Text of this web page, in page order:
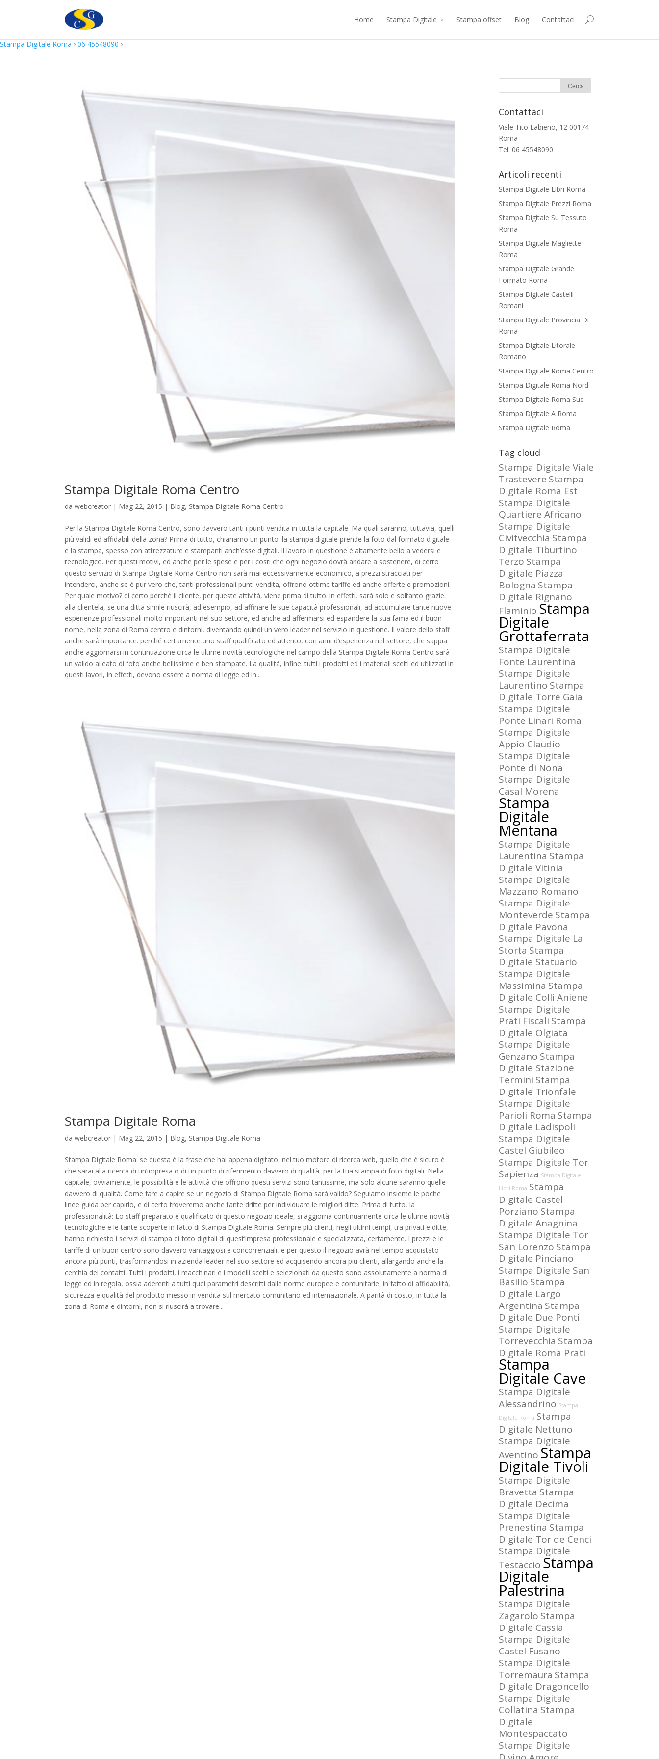
Home Stampa Digitale Stampa offset Blog Contattaci
Stampa Digitale Roma › 06 45548090 ›
Stampa Digitale Roma Centro
da webcreator | Mag 22, 2015 | Blog, Stampa Digitale Roma Centro
Per la Stampa Digitale Roma Centro, sono davvero tanti i punti vendita in tutta la capitale. Ma quali saranno, tuttavia, quelli
più validi ed affidabili della zona? Prima di tutto, chiariamo un punto: la stampa digitale prende la foto dal formato digitale
e la stampa, spesso con attrezzature e stampanti anch’esse digitali. Il lavoro in questione è altamente bello a vedersi e
tecnologico. Per questi motivi, ed anche per le spese e per i costi che ogni negozio dovrà andare a sostenere, di certo
questo servizio di Stampa Digitale Roma Centro non sarà mai eccessivamente economico, a prezzi stracciati per
intenderci, anche se è pur vero che, tanti professionali punti vendita, offrono ottime tariffe ed anche offerte e promozioni.
Per quale motivo? di certo perché il cliente, per queste attività, viene prima di tutto: in effetti, sarà solo e soltanto grazie
alla clientela, se una ditta simile riuscirà, ad esempio, ad affinare le sue capacità professionali, ad accumulare tante nuove
esperienze professionali molto importanti nel suo settore, ed anche ad affermarsi ed espandere la sua fama ed il buon
nome, nella zona di Roma centro e dintorni, diventando quindi un vero leader nel servizio in questione. Il valore dello staff
anche sarà importante: perché certamente uno staff qualificato ed attento, con anni d’esperienza nel settore, che sappia
anche aggiornarsi in continuazione circa le ultime novità tecnologiche nel campo della Stampa Digitale Roma Centro sarà
un valido alleato di foto anche bellissime e ben stampate. La qualità, infine: tutti i prodotti ed i materiali scelti ed utilizzati in
questi lavori, in effetti, devono essere a norma di legge ed in...
Stampa Digitale Roma
da webcreator | Mag 22, 2015 | Blog, Stampa Digitale Roma
Stampa Digitale Roma: se questa è la frase che hai appena digitato, nel tuo motore di ricerca web, quello che è sicuro è
che sarai alla ricerca di un’impresa o di un punto di riferimento davvero di qualità, per la tua stampa di foto digitali. Nella
capitale, ovviamente, le possibilità e le attività che offrono questi servizi sono tantissime, ma solo alcune saranno quelle
davvero di qualità. Come fare a capire se un negozio di Stampa Digitale Roma sarà valido? Seguiamo insieme le poche
linee guida per capirlo, e di certo troveremo anche tante dritte per individuare le migliori ditte. Prima di tutto, la
professionalità: Lo staff preparato e qualificato di questo negozio ideale, si aggiorna continuamente circa le ultime novità
tecnologiche e le tante scoperte in fatto di Stampa Digitale Roma. Sempre più clienti, negli ultimi tempi, tra privati e ditte,
hanno richiesto i servizi di stampa di foto digitali di quest’impresa professionale e specializzata, certamente. I prezzi e le
tariffe di un buon centro sono davvero vantaggiosi e concorrenziali, e per questo il negozio avrà nel tempo acquistato
ancora più punti, trasformandosi in azienda leader nel suo settore ed acquisendo ancora più clienti, allargando anche la
cerchia dei contatti. Tutti i prodotti, i macchinari e i modelli scelti e selezionati da questo sono assolutamente a norma di
legge ed in regola, ossia aderenti a tutti quei parametri descritti dalle norme europee e comunitarie, in fatto di affidabilità,
sicurezza e qualità del prodotto messo in vendita sul mercato comunitario ed internazionale. A parità di costo, in tutta la
zona di Roma e dintorni, non si riuscirà a trovare...
Contattaci
Viale Tito Labieno, 12 00174
Roma
Tel: 06 45548090
Articoli recenti
Stampa Digitale Libri Roma
Stampa Digitale Prezzi Roma
Stampa Digitale Su Tessuto
Roma
Stampa Digitale Magliette
Roma
Stampa Digitale Grande
Formato Roma
Stampa Digitale Castelli
Romani
Stampa Digitale Provincia Di
Roma
Stampa Digitale Litorale
Romano
Stampa Digitale Roma Centro
Stampa Digitale Roma Nord
Stampa Digitale Roma Sud
Stampa Digitale A Roma
Stampa Digitale Roma
Tag cloud
Stampa Digitale Viale
Trastevere Stampa
Digitale Roma Est
Stampa Digitale
Quartiere Africano
Stampa Digitale
Civitvecchia Stampa
Digitale Tiburtino
Terzo Stampa
Digitale Piazza
Bologna Stampa
Digitale Rignano
Flaminio Stampa
Digitale
Grottaferrata
Stampa Digitale
Fonte Laurentina
Stampa Digitale
Laurentino Stampa
Digitale Torre Gaia
Stampa Digitale
Ponte Linari Roma
Stampa Digitale
Appio Claudio
Stampa Digitale
Ponte di Nona
Stampa Digitale
Casal Morena
Stampa
Digitale
Mentana
Stampa Digitale
Laurentina Stampa
Digitale Vitinia
Stampa Digitale
Mazzano Romano
Stampa Digitale
Monteverde Stampa
Digitale Pavona
Stampa Digitale La
Storta Stampa
Digitale Statuario
Stampa Digitale
Massimina Stampa
Digitale Colli Aniene
Stampa Digitale
Prati Fiscali Stampa
Digitale Olgiata
Stampa Digitale
Genzano Stampa
Digitale Stazione
Termini Stampa
Digitale Trionfale
Stampa Digitale
Parioli Roma Stampa
Digitale Ladispoli
Stampa Digitale
Castel Giubileo
Stampa Digitale Tor
Sapienza Stampa Digitale
Libri Roma Stampa
Digitale Castel
Porziano Stampa
Digitale Anagnina
Stampa Digitale Tor
San Lorenzo Stampa
Digitale Pinciano
Stampa Digitale San
Basilio Stampa
Digitale Largo
Argentina Stampa
Digitale Due Ponti
Stampa Digitale
Torrevecchia Stampa
Digitale Roma Prati
Stampa
Digitale Cave
Stampa Digitale
Alessandrino Stampa
Digitale Roma Stampa
Digitale Nettuno
Stampa Digitale
Aventino Stampa
Digitale Tivoli
Stampa Digitale
Bravetta Stampa
Digitale Decima
Stampa Digitale
Prenestina Stampa
Digitale Tor de Cenci
Stampa Digitale
Testaccio Stampa
Digitale
Palestrina
Stampa Digitale
Zagarolo Stampa
Digitale Cassia
Stampa Digitale
Castel Fusano
Stampa Digitale
Torremaura Stampa
Digitale Dragoncello
Stampa Digitale
Collatina Stampa
Digitale
Montespaccato
Stampa Digitale
Questo sito utilizza cookie in conformità alla policy e cookie che rientrano nella responsabilità di terze parti. Proseguendo nella navigazione acconsenti all’utilizzo di cookie.